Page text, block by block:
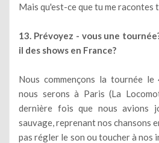
Mais qu'est-ce que tu me racontes
13. Prévoyez - vous une
il des shows en France?
Nous commençons la tournée
nous serons à Paris (La
dernière fois que nous avions
sauvage, reprenant nos chansons
pas régler le son ou toucher à nos